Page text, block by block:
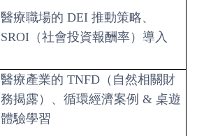
醫療職場的 DEI 推動策略、
SROI（社會投資報酬率）導入
醫療產業的 TNFD（自然相關財
務揭露）、循環經濟案例 & 桌遊
體驗學習